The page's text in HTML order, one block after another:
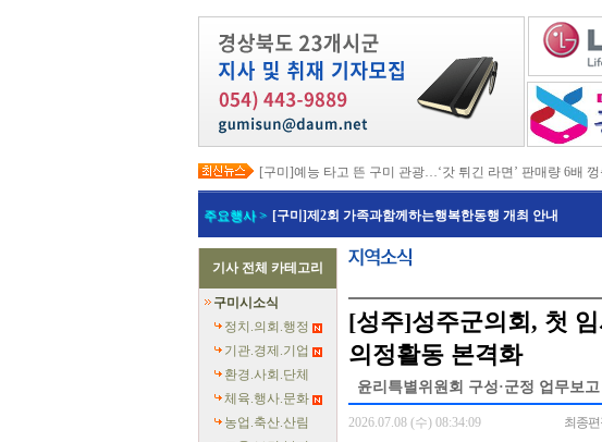
[구미]예능 타고 뜬 구미 관광…‘갓 튀긴 라면’ 판매량 6배 껑
[경북교육청]일본 방위백서 독도 영유권 주장 강력 규탄
[경북도청]지역별 전기요금제 조속 시행 촉구
[포항]박용선 포항시장, '민생·안전 중심, 실행으로 변화 만
[칠곡]북삼오평일반산업단지 보상 절차 본격화
[의성]최유철 의성군수, 청년단체 만나 지역 정착 해법 모색
[예천]회장기 대학·실업 양궁대회 첫 유치
[예천]예천군의회, 반부패·청렴·갑질 예방 교육
[영덕]여름 성수기 해수욕장 합동 안전점검
주요행사 > [구미]제2회 가족과함께하는행복한동행 개최 안내
기사 전체 카테고리
구미시소식
정치.의회.행정
기관.경제.기업
환경.사회.단체
체육.행사.문화
농업.축산.산림
[성주]성주군의회, 첫
의정활동 본격화
윤리특별위원회 구성·군정 업무보
2026.07.08 (수) 08:34:09 최종편